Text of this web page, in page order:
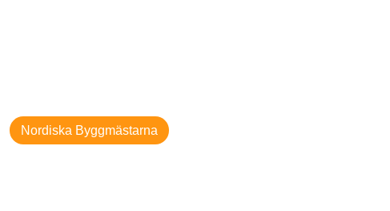
Nordiska Byggmästarna